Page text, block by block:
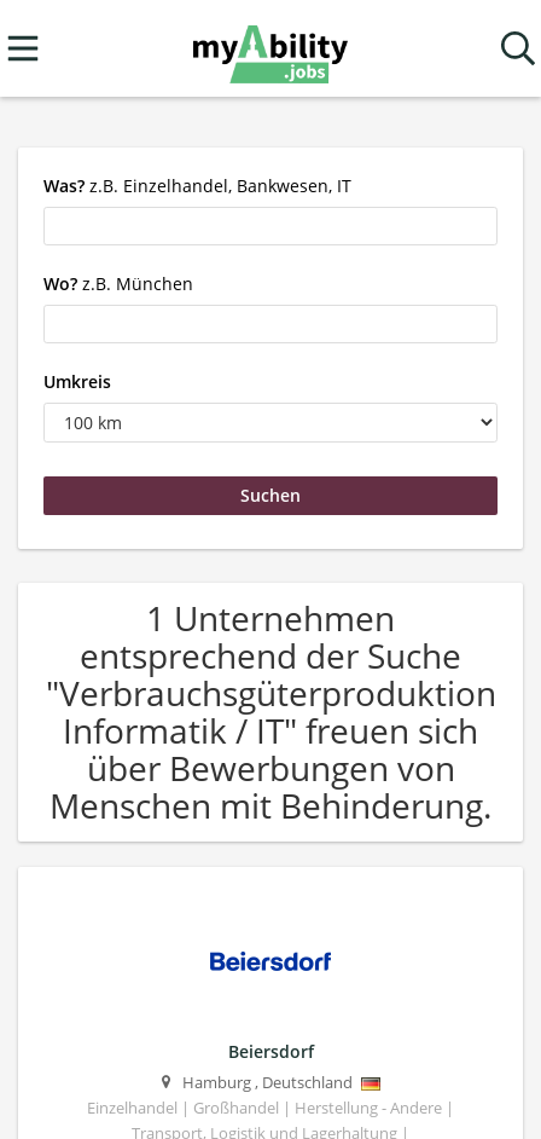
Was? z.B. Einzelhandel, Bankwesen, IT
Wo? z.B. München
Umkreis
1 Unternehmen
entsprechend der Suche
"Verbrauchsgüterproduktion
Informatik / IT" freuen sich
über Bewerbungen von
Menschen mit Behinderung.
Beiersdorf
Hamburg, Deutschland
Einzelhandel | Großhandel | Herstellung - Andere |
Transport, Logistik und Lagerhaltung |